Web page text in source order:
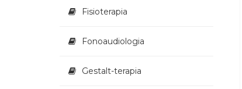
Fisioterapia
Fonoaudiologia
Gestalt-terapia